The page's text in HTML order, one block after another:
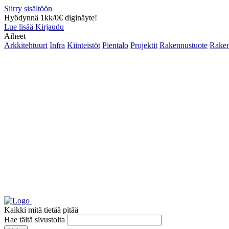
Siirry sisältöön
Hyödynnä 1kk/0€ diginäyte!
Lue lisää Kirjaudu
Aiheet
Arkkitehtuuri Infra Kiinteistöt Pientalo Projektit Rakennustuote
Kaikki mitä tietää pitää
Hae tältä sivustolta